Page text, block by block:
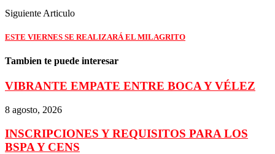
Siguiente Articulo
ESTE VIERNES SE REALIZARÁ EL MILAGRITO
Tambien te puede interesar
VIBRANTE EMPATE ENTRE BOCA Y VÉLEZ
8 agosto, 2026
INSCRIPCIONES Y REQUISITOS PARA LOS
BSPA Y CENS